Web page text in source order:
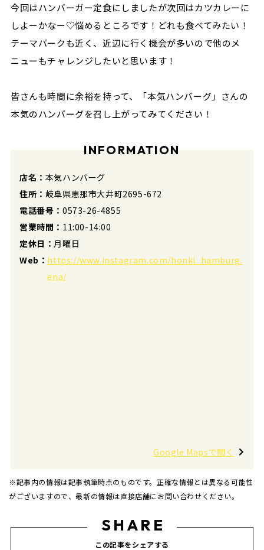
今回はハンバーガー定食にしましたが次回はカツカレーに
しよーかなー♡悩めるところです！どれも食べてみたい！
テーマパークも近く、近辺に行く機会が多いので他のメ
ニューもチャレンジしたいと思います！
皆さんも時間に余裕を持って、「本気ハンバーグ」さんの
本気のハンバーグを召し上がってみてください！
INFORMATION
店名： 本気ハンバーグ
住所： 岐阜県恵那市大井町2695-672
電話番号： 0573-26-4855
営業時間： 11:00-14:00
定休日： 月曜日
Web： https://www.instagram.com/honki_hamburg.
ena/
Google Mapsで開く
※記事内の情報は記事執筆時点のものです。正確な情報とは異なる可能性
がございますので、最新の情報は直接店舗にお問い合わせください。
SHARE
この記事をシェアする